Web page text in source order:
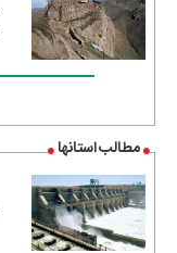
مطالب استانها